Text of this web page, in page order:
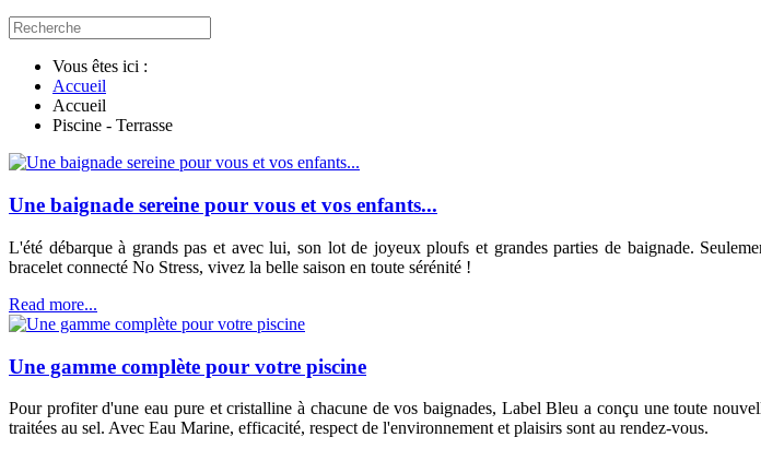
Vous êtes ici :
Accueil
Accueil
Piscine - Terrasse
Une baignade sereine pour vous et vos enfants...
L'été débarque à grands pas et avec lui, son lot de joyeux ploufs et grandes parties de baignade.
bracelet connecté No Stress, vivez la belle saison en toute sérénité !
Read more...
Une gamme complète pour votre piscine
Pour profiter d'une eau pure et cristalline à chacune de vos baignades, Label Bleu a conçu une toute
traitées au sel. Avec Eau Marine, efficacité, respect de l'environnement et plaisirs sont au rendez-vous.